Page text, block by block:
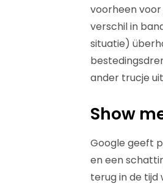
voorheen voor
verschil in
situatie)
ander trucje
Show
Google geeft
en een
terug in de